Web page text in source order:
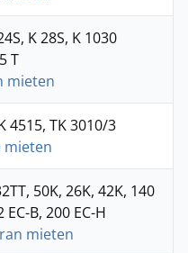
K 28S, K 1030
T
mieten
4515, TK 3010/3
mieten
50K, 26K, 42K, 140
EC-B, 200 EC-H
mieten